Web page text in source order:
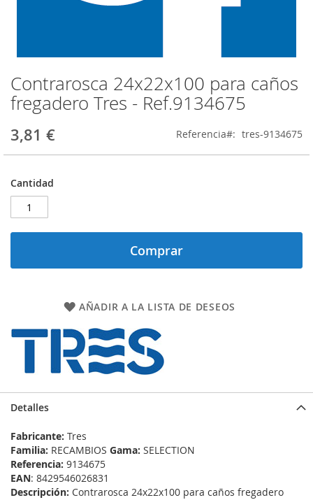
Contrarosca 24x22x100 para caños
fregadero Tres - Ref.9134675
3,81 € Referencia tres-9134675
Cantidad
Comprar
AÑADIR A LA LISTA DE DESEOS
Saltar
al
comienzo
la
imágenes
Detalles
Fabricante: Tres
Familia: RECAMBIOS Gama: SELECTION
Referencia: 9134675
EAN: 8429546026831
Descripción: Contrarosca 24x22x100 para caños fregadero